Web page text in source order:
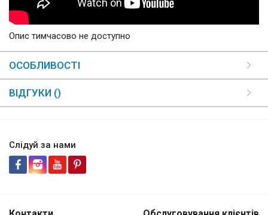
Опис тимчасово не доступно
ОСОБЛИВОСТІ
ВІДГУКИ ()
Слідуй за нами